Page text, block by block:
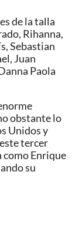
de la talla
Rihanna,
Sebastian
Juan
Paola
obstante lo
Unidos y
tercer
como Enrique
su